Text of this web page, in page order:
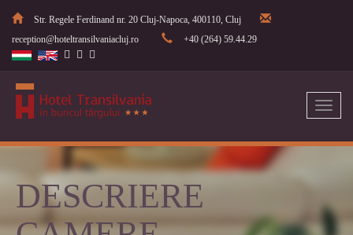
Str. Regele Ferdinand nr. 20 Cluj-Napoca, 400110, Cluj
reception@hoteltransilvaniacluj.ro
+40 (264) 59.44.29
Toggle
DESCRIERE